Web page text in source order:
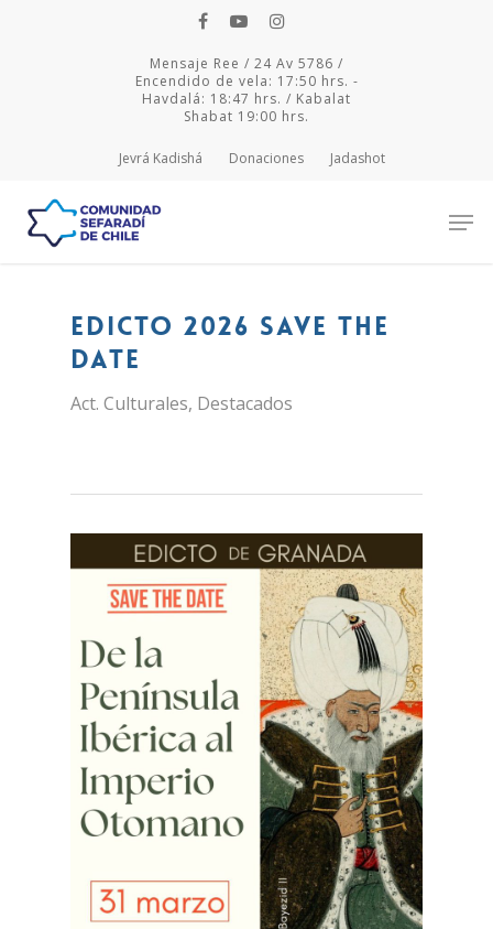
Mensaje Ree / 24 Av 5786 /
Encendido de vela: 17:50 hrs. -
Havdalá: 18:47 hrs. / Kabalat
Shabat 19:00 hrs.
Jevrá Kadishá Donaciones Jadashot
Hit enter to search or ESC to close
Edicto 2026 save the
date
Act. Culturales, Destacados